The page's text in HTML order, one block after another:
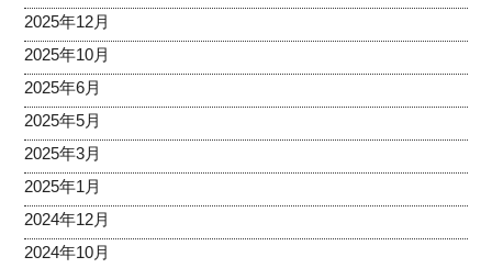
2025年12月
2025年10月
2025年6月
2025年5月
2025年3月
2025年1月
2024年12月
2024年10月